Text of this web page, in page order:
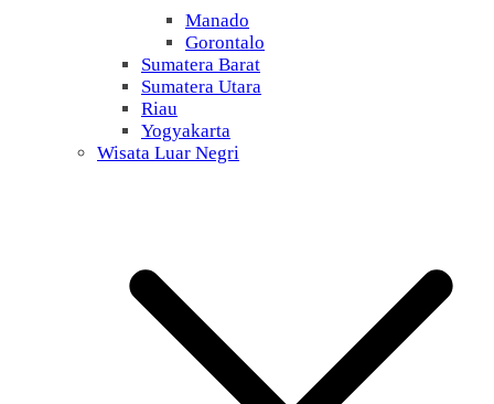
Manado
Gorontalo
Sumatera Barat
Sumatera Utara
Riau
Yogyakarta
Wisata Luar Negri